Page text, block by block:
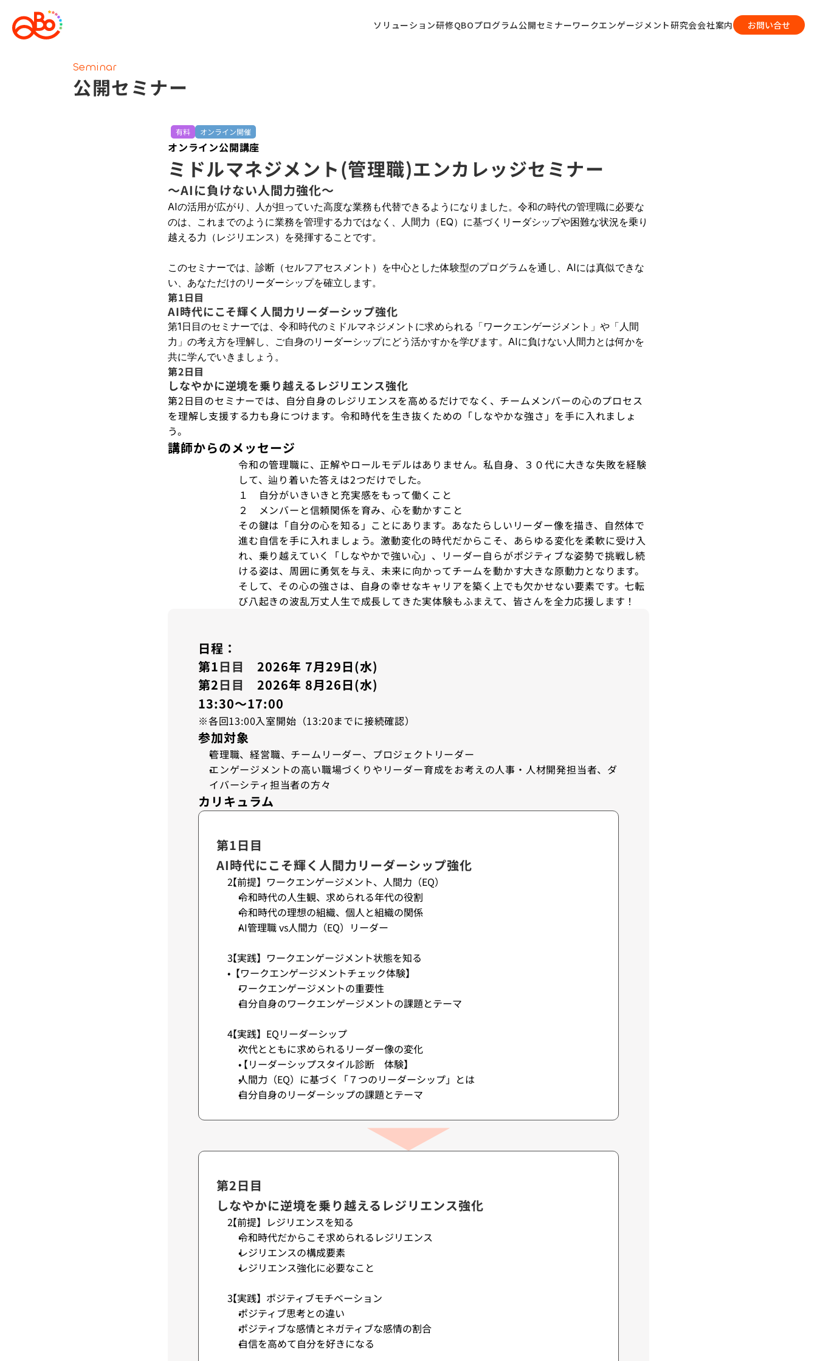
ソリューション研修QBOプログラム公開セミナーワークエンゲージメント研究会会社案内 お問い合せ
Seminar
公開セミナー
有料 オンライン開催
オンライン公開講座
ミドルマネジメント(管理職)エンカレッジセミナー
〜AIに負けない人間力強化〜
AIの活用が広がり、人が担っていた高度な業務も代替できるようになりました。令和の時代の管理職に必要な
のは、これまでのように業務を管理する力ではなく、人間力（EQ）に基づくリーダシップや困難な状況を乗り
越える力（レジリエンス）を発揮することです。
このセミナーでは、診断（セルフアセスメント）を中心とした体験型のプログラムを通し、AIには真似できな
い、あなただけのリーダーシップを確立します。
第1日目
AI時代にこそ輝く人間力リーダーシップ強化
第1日目のセミナーでは、令和時代のミドルマネジメントに求められる「ワークエンゲージメント」や「人間
力」の考え方を理解し、ご自身のリーダーシップにどう活かすかを学びます。AIに負けない人間力とは何かを
共に学んでいきましょう。
第2日目
しなやかに逆境を乗り越えるレジリエンス強化
第2日目のセミナーでは、自分自身のレジリエンスを高めるだけでなく、チームメンバーの心のプロセス
を理解し支援する力も身につけます。令和時代を生き抜くための「しなやかな強さ」を手に入れましょ
う。
講師からのメッセージ
令和の管理職に、正解やロールモデルはありません。私自身、３０代に大きな失敗を経験
して、辿り着いた答えは2つだけでした。
１　自分がいきいきと充実感をもって働くこと
２　メンバーと信頼関係を育み、心を動かすこと
その鍵は「自分の心を知る」ことにあります。あなたらしいリーダー像を描き、自然体で
進む自信を手に入れましょう。激動変化の時代だからこそ、あらゆる変化を柔軟に受け入
れ、乗り越えていく「しなやかで強い心」、リーダー自らがポジティブな姿勢で挑戦し続
ける姿は、周囲に勇気を与え、未来に向かってチームを動かす大きな原動力となります。
そして、その心の強さは、自身の幸せなキャリアを築く上でも欠かせない要素です。七転
び八起きの波乱万丈人生で成長してきた実体験もふまえて、皆さんを全力応援します！
日程：
第1日目
2026年 7月29日(水)
第2日目
2026年 8月26日(水)
13:30～17:00
※各回13:00入室開始（13:20までに接続確認）
参加対象
管理職、経営職、チームリーダー、プロジェクトリーダー
エンゲージメントの高い職場づくりやリーダー育成をお考えの人事・人材開発担当者、ダ
イバーシティ担当者の方々
カリキュラム
第1日目
AI時代にこそ輝く人間力リーダーシップ強化
【前提】ワークエンゲージメント、人間力（EQ）
令和時代の人生観、求められる年代の役割
令和時代の理想の組織、個人と組織の関係
AI管理職 vs人間力（EQ）リーダー
【実践】ワークエンゲージメント状態を知る
•【ワークエンゲージメントチェック体験】
ワークエンゲージメントの重要性
自分自身のワークエンゲージメントの課題とテーマ
【実践】EQリーダーシップ
次代とともに求められるリーダー像の変化
【リーダーシップスタイル診断　体験】
人間力（EQ）に基づく「７つのリーダーシップ」とは
自分自身のリーダーシップの課題とテーマ
第2日目
しなやかに逆境を乗り越えるレジリエンス強化
【前提】レジリエンスを知る
令和時代だからこそ求められるレジリエンス
レジリエンスの構成要素
レジリエンス強化に必要なこと
【実践】ポジティブモチベーション
ポジティブ思考との違い
ポジティブな感情とネガティブな感情の割合
自信を高めて自分を好きになる